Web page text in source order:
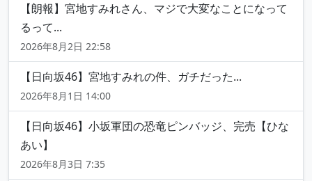
【朗報】宮地すみれさん、マジで大変なことになって
るって...
2026年8月2日 22:58
【日向坂46】宮地すみれの件、ガチだった...
2026年8月1日 14:00
【日向坂46】小坂軍団の恐竜ピンバッジ、完売【ひな
あい】
2026年8月3日 7:35